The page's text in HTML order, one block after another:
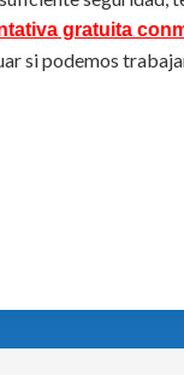
gratuita
si podemos